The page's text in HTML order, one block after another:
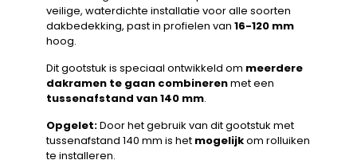
veilige, waterdichte installatie voor alle soorten
dakbedekking, past in profielen van 16-120 mm
hoog.
Dit gootstuk is speciaal ontwikkeld om meerdere
dakramen te gaan combinerenmet een
tussenafstand van 140 mm.
Opgelet:Door het gebruik van dit gootstuk met
tussenafstand 140 mm is het mogelijkom rolluiken
te installeren.